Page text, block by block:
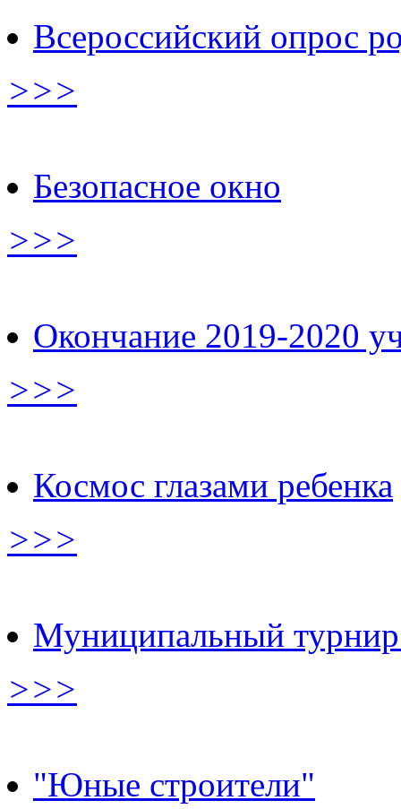
Всероссийский опрос
>>>
Безопасное окно
>>>
Окончание 2019-2020
>>>
Космос глазами ребенка
>>>
Муниципальный
>>>
"Юные строители"